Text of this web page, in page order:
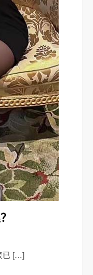
已 […]